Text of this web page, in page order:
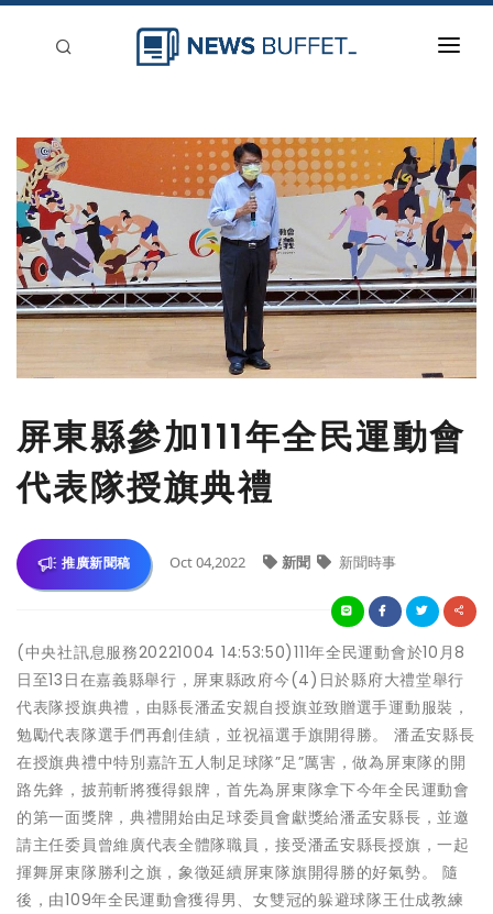
新聞稿分類
登入
刊登
屏東縣參加111年全民運動會
代表隊授旗典禮
推廣新聞稿 Oct 04,2022 新聞 新聞時事
(中央社訊息服務20221004 14:53:50)111年全民運動會於10月8
日至13日在嘉義縣舉行，屏東縣政府今(4)日於縣府大禮堂舉行
代表隊授旗典禮，由縣長潘孟安親自授旗並致贈選手運動服裝，
勉勵代表隊選手們再創佳績，並祝福選手旗開得勝。 潘孟安縣長
在授旗典禮中特別嘉許五人制足球隊”足”厲害，做為屏東隊的開
路先鋒，披荊斬將獲得銀牌，首先為屏東隊拿下今年全民運動會
的第一面獎牌，典禮開始由足球委員會獻獎給潘孟安縣長，並邀
請主任委員曾維廣代表全體隊職員，接受潘孟安縣長授旗，一起
揮舞屏東隊勝利之旗，象徵延續屏東隊旗開得勝的好氣勢。 隨
後，由109年全民運動會獲得男、女雙冠的躲避球隊王仕成教練